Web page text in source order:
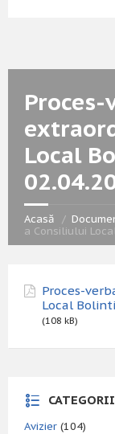
Local
Acasă
a Consiliului
Proces-
Local
(108 kB)
Avizier (104)